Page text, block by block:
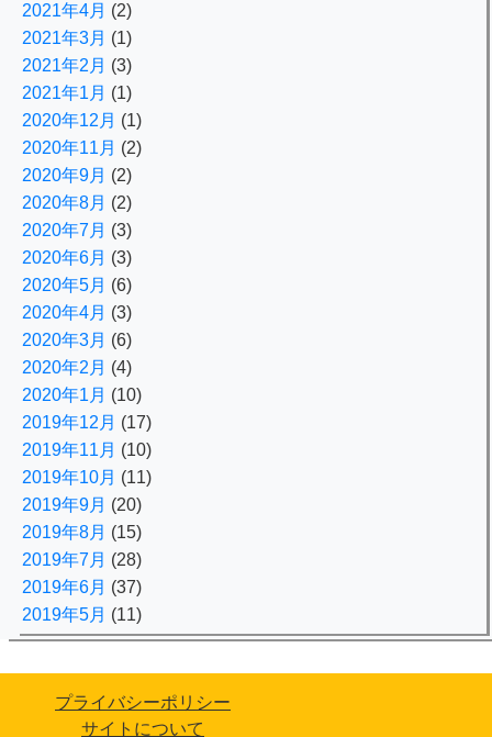
2021年4月 (2)
2021年3月 (1)
2021年2月 (3)
2021年1月 (1)
2020年12月 (1)
2020年11月 (2)
2020年9月 (2)
2020年8月 (2)
2020年7月 (3)
2020年6月 (3)
2020年5月 (6)
2020年4月 (3)
2020年3月 (6)
2020年2月 (4)
2020年1月 (10)
2019年12月 (17)
2019年11月 (10)
2019年10月 (11)
2019年9月 (20)
2019年8月 (15)
2019年7月 (28)
2019年6月 (37)
2019年5月 (11)
プライバシーポリシー
サイトについて